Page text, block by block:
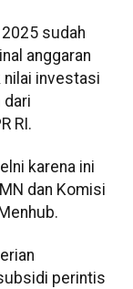
sudah
anggaran
investasi
dari
RI.
karena ini
dan Komisi
perintis